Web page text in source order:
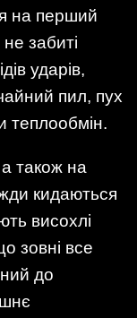
на перший
забиті
ударів,
пил, пух
теплообмін.
а також на
кидаються
висохлі
зовні все
до